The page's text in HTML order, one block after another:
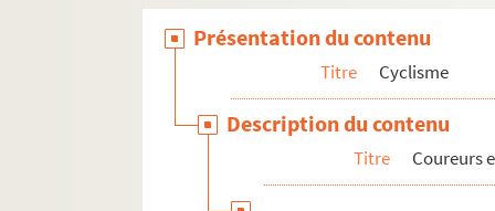
FSE-000927. Belda, Vicente
FSE-004356. Bellanger, Jacques
FSE-004357. Belloni, Gaetano
Présentation du contenu
Titre Cyclisme
Description du contenu
Titre Coureurs